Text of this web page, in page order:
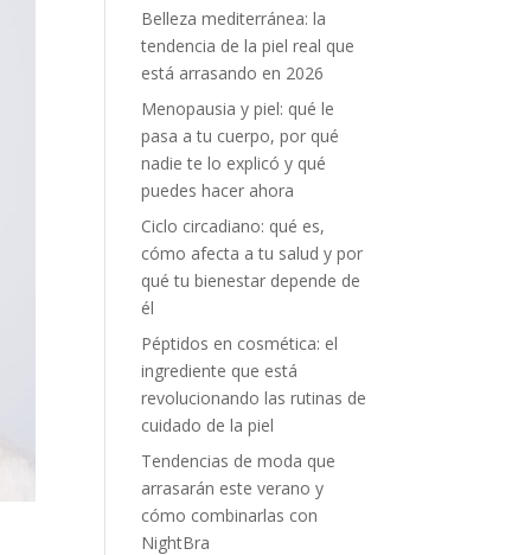
Belleza mediterránea: la
tendencia de la piel real que
está arrasando en 2026
Menopausia y piel: qué le
pasa a tu cuerpo, por qué
nadie te lo explicó y qué
puedes hacer ahora
Ciclo circadiano: qué es,
cómo afecta a tu salud y por
qué tu bienestar depende de
él
Péptidos en cosmética: el
ingrediente que está
revolucionando las rutinas de
cuidado de la piel
Tendencias de moda que
arrasarán este verano y
cómo combinarlas con
NightBra